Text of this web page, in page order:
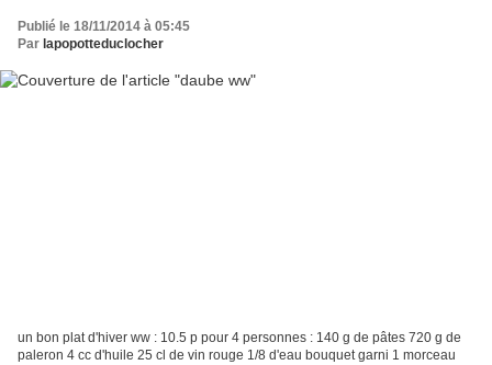
Publié le 18/11/2014 à 05:45
Par lapopotteduclocher
un bon plat d'hiver ww : 10.5 p pour 4 personnes : 140 g de pâtes 720 g de
paleron 4 cc d'huile 25 cl de vin rouge 1/8 d'eau bouquet garni 1 morceau